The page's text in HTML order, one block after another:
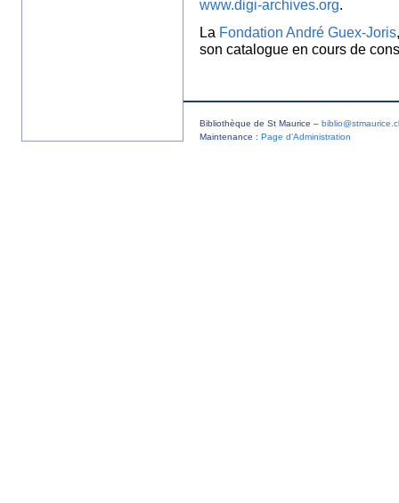
www.digi-archives.org.
La Fondation André Guex-Joris
son catalogue en cours de
Bibliothèque de St Maurice –
Maintenance : Page d’Administration